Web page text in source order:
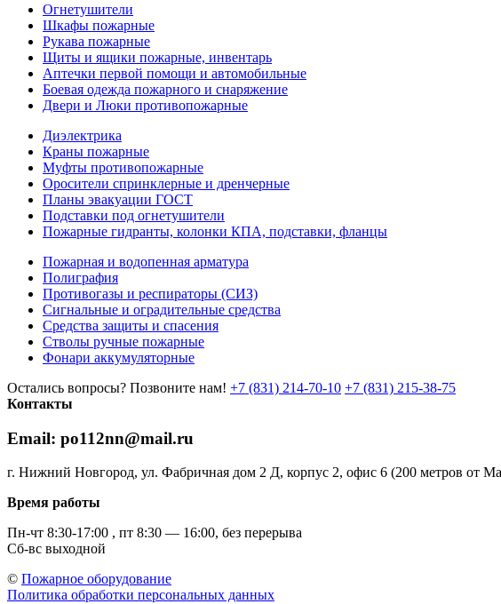
Огнетушители
Шкафы пожарные
Рукава пожарные
Щиты и ящики пожарные, инвентарь
Аптечки первой помощи и автомобильные
Боевая одежда пожарного и снаряжение
Двери и Люки противопожарные
Диэлектрика
Краны пожарные
Муфты противопожарные
Оросители спринклерные и дренчерные
Планы эвакуации ГОСТ
Подставки под огнетушители
Пожарные гидранты, колонки КПА, подставки, фланцы
Пожарная и водопенная арматура
Полиграфия
Противогазы и респираторы (СИЗ)
Сигнальные и оградительные средства
Средства защиты и спасения
Стволы ручные пожарные
Фонари аккумуляторные
Остались вопросы? Позвоните нам! +7 (831) 214-70-10 +7 (831) 215-38-75
Контакты
Email: po112nn@mail.ru
г. Нижний Новгород, ул. Фабричная дом 2 Д, корпус 2, офис 6 (200 метров от
Время работы
Пн-чт 8:30-17:00 , пт 8:30 — 16:00, без перерыва
Сб-вс выходной
© Пожарное оборудование
Политика обработки персональных данных